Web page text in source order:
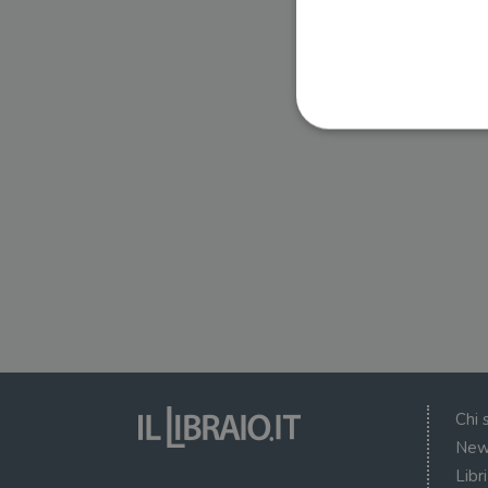
Chi
I cookie strettamente
wordpress_sec_[hash]
CookieScriptConsent